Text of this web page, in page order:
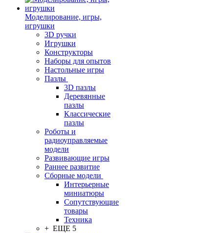
Моделирование, игры,
игрушки
3D ручки
Игрушки
Конструкторы
Наборы для опытов
Настольные игры
Пазлы
3D пазлы
Деревянные
пазлы
Классические
пазлы
Роботы и
радиоуправляемые
модели
Развивающие игры
Раннее развитие
Сборные модели
Интерьерные
миниатюры
Сопутствующие
товары
Техника
+ ЕЩЕ 5